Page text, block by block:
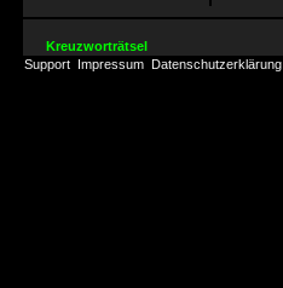
Kreuzworträtsel
Support Impressum Datenschutzerklärung